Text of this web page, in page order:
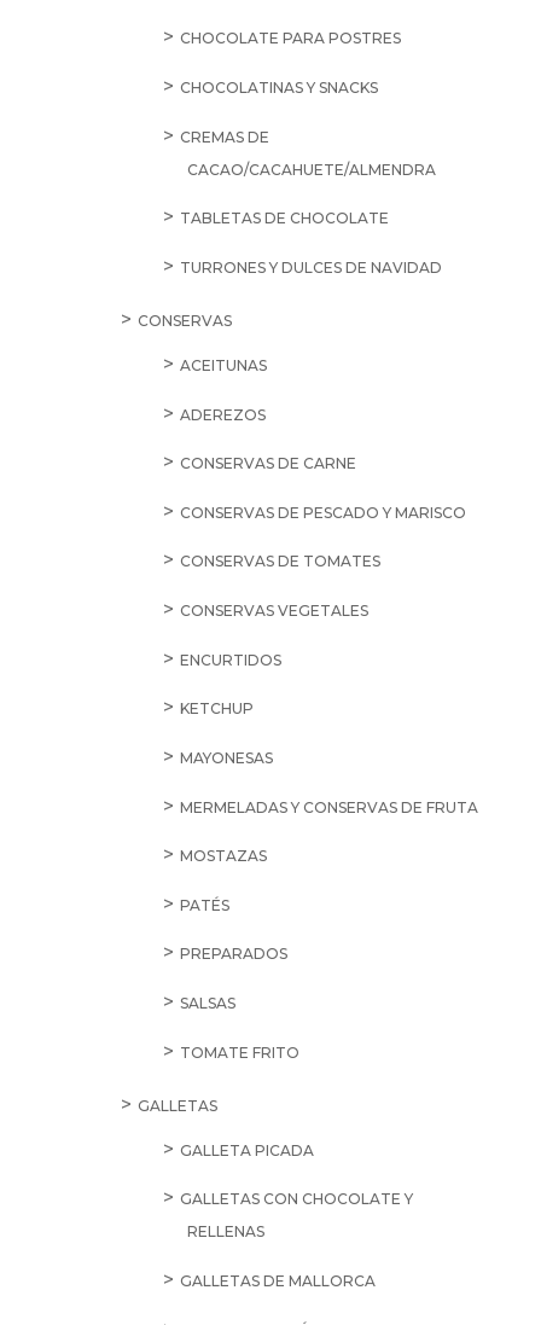
CHOCOLATE PARA POSTRES
CHOCOLATINAS Y SNACKS
CREMAS DE
CACAO/CACAHUETE/ALMENDRA
TABLETAS DE CHOCOLATE
TURRONES Y DULCES DE NAVIDAD
CONSERVAS
ACEITUNAS
ADEREZOS
CONSERVAS DE CARNE
CONSERVAS DE PESCADO Y MARISCO
CONSERVAS DE TOMATES
CONSERVAS VEGETALES
ENCURTIDOS
KETCHUP
MAYONESAS
MERMELADAS Y CONSERVAS DE FRUTA
MOSTAZAS
PATÉS
PREPARADOS
SALSAS
TOMATE FRITO
GALLETAS
GALLETA PICADA
GALLETAS CON CHOCOLATE Y
RELLENAS
GALLETAS DE MALLORCA